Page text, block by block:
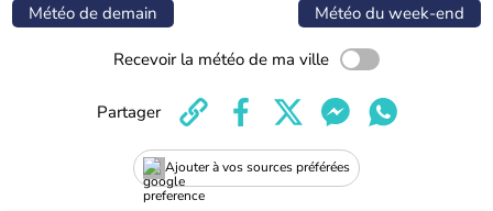
Météo de demain Météo du week-end
Recevoir la météo de ma ville
Ajouter à vos sources préférées
Partager